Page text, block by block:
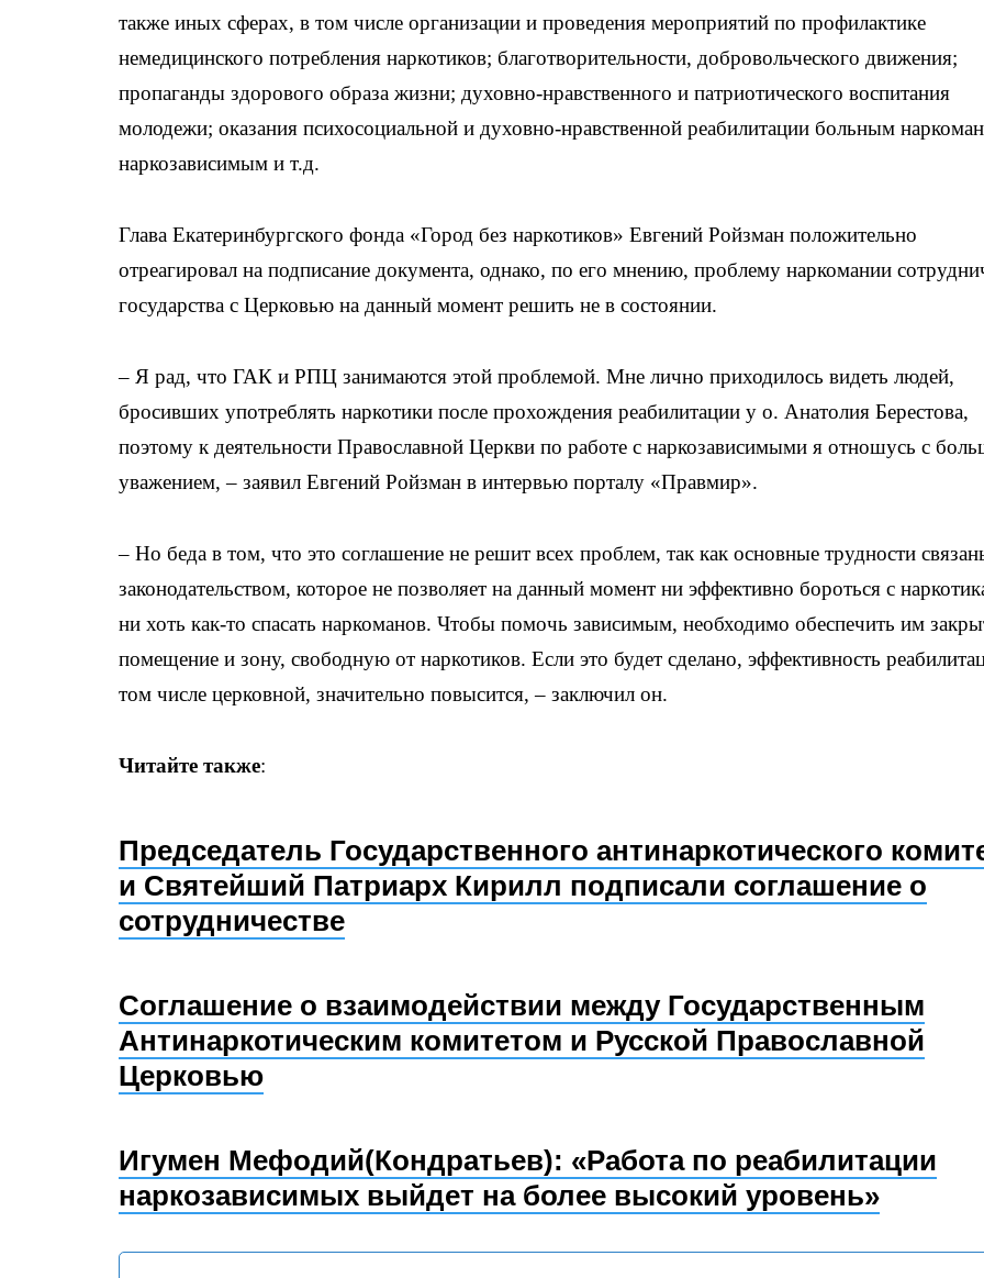
также иных сферах, в том числе организации и проведения мероприятий по профилактике
немедицинского потребления наркотиков; благотворительности, добровольческого движения;
пропаганды здорового образа жизни; духовно-нравственного и патриотического воспитания
молодежи; оказания психосоциальной и духовно-нравственной реабилитации больным
наркозависимым и т.д.
Глава Екатеринбургского фонда «Город без наркотиков» Евгений Ройзман положительно
отреагировал на подписание документа, однако, по его мнению, проблему наркомании
государства с Церковью на данный момент решить не в состоянии.
– Я рад, что ГАК и РПЦ занимаются этой проблемой. Мне лично приходилось видеть людей,
бросивших употреблять наркотики после прохождения реабилитации у о. Анатолия Берестова,
поэтому к деятельности Православной Церкви по работе с наркозависимыми я отношусь с
уважением, – заявил Евгений Ройзман в интервью порталу «Правмир».
– Но беда в том, что это соглашение не решит всех проблем, так как основные трудности
законодательством, которое не позволяет на данный момент ни эффективно бороться с
ни хоть как-то спасать наркоманов. Чтобы помочь зависимым, необходимо обеспечить им
помещение и зону, свободную от наркотиков. Если это будет сделано, эффективность
том числе церковной, значительно повысится, – заключил он.
Читайте также:
Председатель Государственного антинаркотического
и Святейший Патриарх Кирилл подписали соглашение о
сотрудничестве
Соглашение о взаимодействии между Государственным
Антинаркотическим комитетом и Русской Православной
Церковью
Игумен Мефодий(Кондратьев): «Работа по реабилитации
наркозависимых выйдет на более высокий уровень»